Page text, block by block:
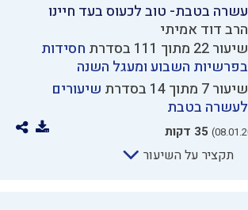
עשרה בטבת- טוב לכעוס בעד חיינו
הרב דוד אמיתי
שיעור 22 מתוך 111 בסדרת
חסידות
בפרשיות השבוע ומעגל השנה
שיעור 7 מתוך 14 בסדרת
שיעורים
לעשרה בטבת
35 דקות
תקציר על השיעור